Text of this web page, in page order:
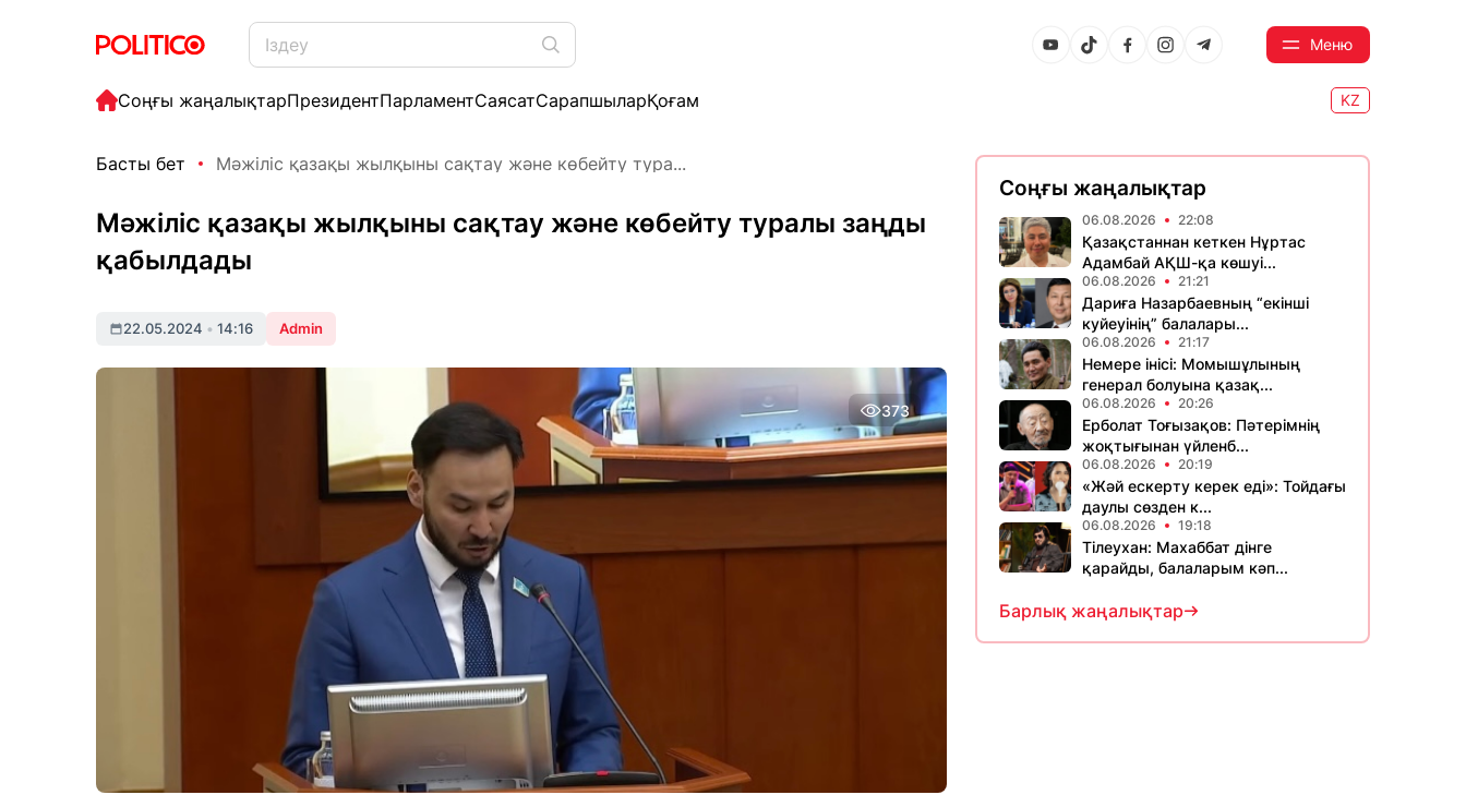
Меню
Соңғы жаңалықтарПрезидентПарламентСаясатСарапшыларҚоғам KZ
Басты бет Мәжіліс қазақы жылқыны сақтау және көбейту тура...
Мәжіліс қазақы жылқыны сақтау және көбейту туралы заңды
қабылдады
22.05.2024 • 14:16 Admin
373
Соңғы жаңалықтар
06.08.2026 22:08
Қазақстаннан кеткен Нұртас
Адамбай АҚШ-қа көшуі...
06.08.2026 21:21
Дариға Назарбаевның “екінші
куйеуінің” балалары...
06.08.2026 21:17
Немере інісі: Момышұлының
генерал болуына қазақ...
06.08.2026 20:26
Ерболат Тоғызақов: Пәтерімнің
жоқтығынан үйленб...
06.08.2026 20:19
«Жәй ескерту керек еді»: Тойдағы
даулы сөзден к...
06.08.2026 19:18
Тілеухан: Махаббат дінге
қарайды, балаларым кәп...
Барлық жаңалықтар